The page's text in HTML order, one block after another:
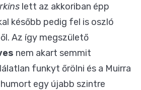
lett az akkoriban épp
később pedig fel is oszló
Az így megszülető
nem akart semmit
funkyt őrölni és a Muirra
egy újabb szintre